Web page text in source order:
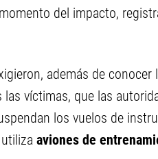
del impacto,
además de
víctimas, que las
los vuelos de
aviones de